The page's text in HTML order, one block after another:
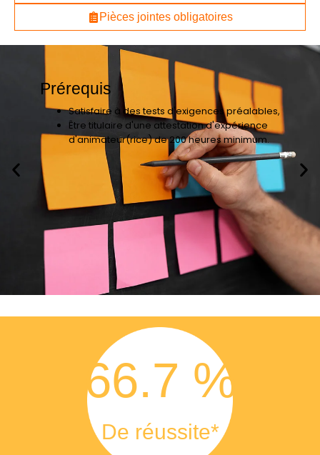
Pièces jointes obligatoires
Prérequis
Satisfaire à des tests d'exigences préalables,
Être titulaire d'une attestation d'expérience
d'animateur(rice) de 200 heures minimum.
De réussite*
66.7 %